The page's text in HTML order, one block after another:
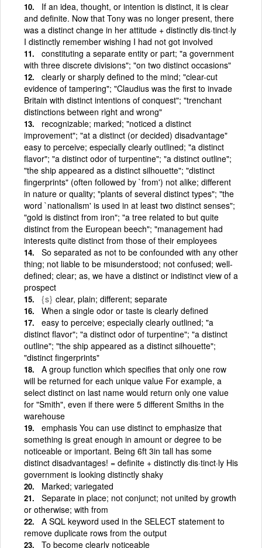
If an idea, thought, or intention is distinct, it is clear
and definite. Now that Tony was no longer present, there
was a distinct change in her attitude + distinctly dis·tinct·ly
I distinctly remember wishing I had not got involved
constituting a separate entity or part; "a government
with three discrete divisions"; "on two distinct occasions"
clearly or sharply defined to the mind; "clear-cut
evidence of tampering"; "Claudius was the first to invade
Britain with distinct intentions of conquest"; "trenchant
distinctions between right and wrong"
recognizable; marked; "noticed a distinct
improvement"; "at a distinct (or decided) disadvantage"
easy to perceive; especially clearly outlined; "a distinct
flavor"; "a distinct odor of turpentine"; "a distinct outline";
"the ship appeared as a distinct silhouette"; "distinct
fingerprints" (often followed by `from') not alike; different
in nature or quality; "plants of several distinct types"; "the
word `nationalism' is used in at least two distinct senses";
"gold is distinct from iron"; "a tree related to but quite
distinct from the European beech"; "management had
interests quite distinct from those of their employees
So separated as not to be confounded with any other
thing; not liable to be misunderstood; not confused; well-
defined; clear; as, we have a distinct or indistinct view of a
prospect
{s} clear, plain; different; separate
When a single odor or taste is clearly defined
easy to perceive; especially clearly outlined; "a
distinct flavor"; "a distinct odor of turpentine"; "a distinct
outline"; "the ship appeared as a distinct silhouette";
"distinct fingerprints"
A group function which specifies that only one row
will be returned for each unique value For example, a
select distinct on last name would return only one value
for "Smith", even if there were 5 different Smiths in the
warehouse
emphasis You can use distinct to emphasize that
something is great enough in amount or degree to be
noticeable or important. Being 6ft 3in tall has some
distinct disadvantages! = definite + distinctly dis·tinct·ly His
government is looking distinctly shaky
Marked; variegated
Separate in place; not conjunct; not united by growth
or otherwise; with from
A SQL keyword used in the SELECT statement to
remove duplicate rows from the output
To become clearly noticeable